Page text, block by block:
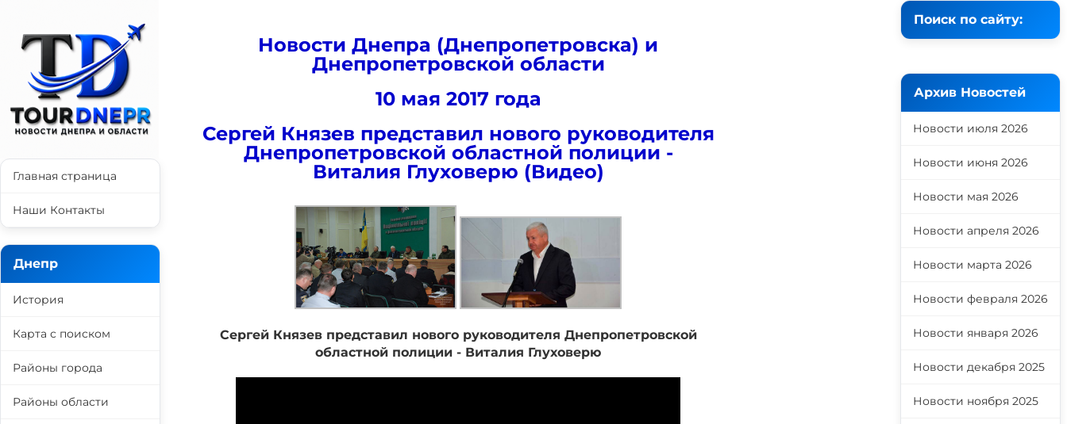
Новости Днепра (Днепропетровска) и
Днепропетровской области
10 мая 2017 года
Сергей Князев представил нового руководителя
Днепропетровской областной полиции -
Виталия Глуховерю (Видео)
Сергей Князев представил нового руководителя Днепропетровской
областной полиции - Виталия Глуховерю
Главная страница
Наши Контакты
Днепр
История
Карта с поиском
Районы города
Районы области
Поиск по сайту:
Архив Новостей
Новости июля 2026
Новости июня 2026
Новости мая 2026
Новости апреля 2026
Новости марта 2026
Новости февраля 2026
Новости января 2026
Новости декабря 2025
Новости ноября 2025